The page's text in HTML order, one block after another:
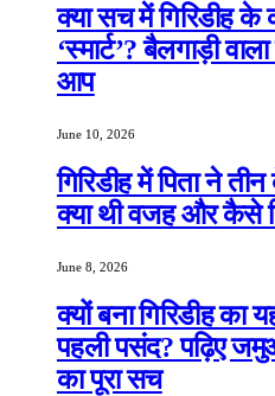
क्या सच में गिरिडीह
‘स्मार्ट’? बैलगाड़ी
आप
June 10, 2026
गिरिडीह में पिता ने
क्या थी वजह और कैसे
June 8, 2026
क्यों बना गिरिडीह का
पहली पसंद? पढ़िए
का पूरा सच